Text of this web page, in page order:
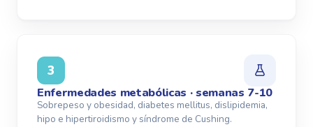
3
Enfermedades metabólicas · semanas 7-10
Sobrepeso y obesidad, diabetes mellitus, dislipidemia,
hipo e hipertiroidismo y síndrome de Cushing.